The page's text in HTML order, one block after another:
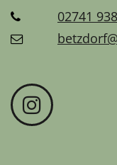
02741